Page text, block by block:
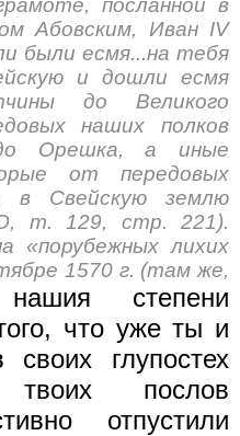
Абовским, Иван IV
были есмя...на тебя
и дошли есмя
до Великого
наших полков
Орешка, а иные
от передовых
в Свейскую землю
т. 129, стр. 221).
«порубежных лихих
1570 г. (там же,
степени
что уже ты и
глупостех
послов
отпустили